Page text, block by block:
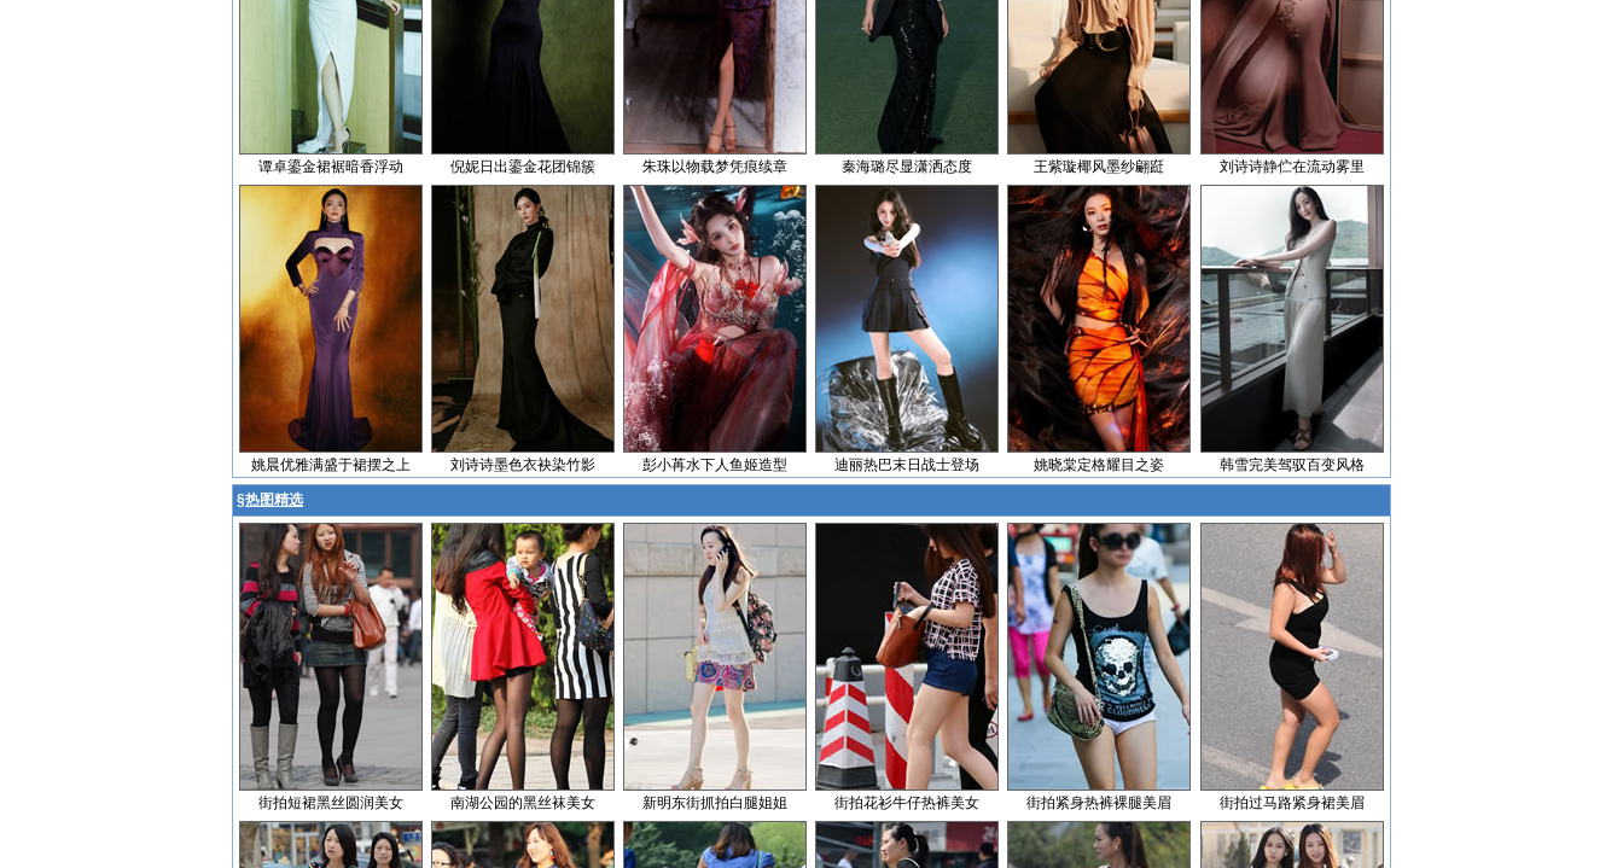
谭卓鎏金裙裾暗香浮动 倪妮日出鎏金花团锦簇 朱珠以物载梦凭痕续章 秦海璐尽显潇洒态度 王紫璇椰风墨纱翩跹 刘诗诗静伫在流动雾里
姚晨优雅满盛于裙摆之上 刘诗诗墨色衣袂染竹影 彭小苒水下人鱼姬造型 迪丽热巴末日战士登场 姚晓棠定格耀目之姿 韩雪完美驾驭百变风格
§热图精选
街拍短裙黑丝圆润美女 南湖公园的黑丝袜美女 新明东街抓拍白腿姐姐 街拍花衫牛仔热裤美女 街拍紧身热裤裸腿美眉 街拍过马路紧身裙美眉